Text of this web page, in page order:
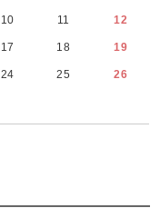
10 11 12
17 18 19
24 25 26